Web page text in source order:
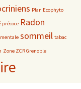
Plan Ecophyto
précoce Radon
sommeil tabac
Zone ZCR Grenoble